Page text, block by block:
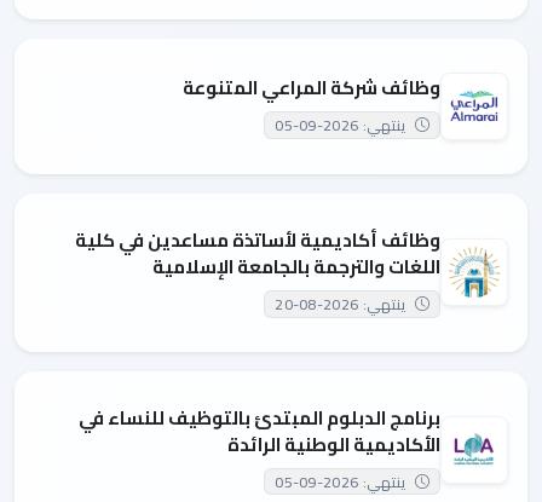
وظائف شركة المراعي المتنوعة
ينتهي: 2026-09-05
وظائف أكاديمية لأساتذة مساعدين في كلية
اللغات والترجمة بالجامعة الإسلامية
ينتهي: 2026-08-20
برنامج الدبلوم المبتدئ بالتوظيف للنساء في
الأكاديمية الوطنية الرائدة
ينتهي: 2026-09-05